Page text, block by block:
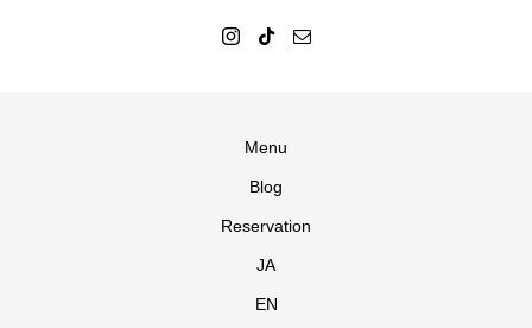
Menu
Blog
Reservation
JA
EN